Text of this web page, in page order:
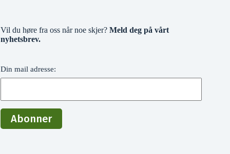
Vil du høre fra oss når noe skjer? Meld deg på vårt
nyhetsbrev.
Din mail adresse: